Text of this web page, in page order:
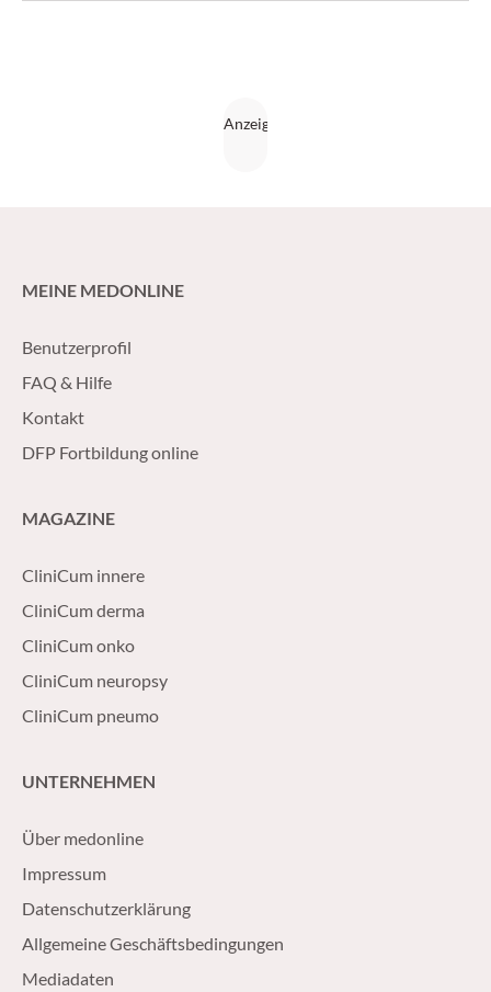
MEINE MEDONLINE
Benutzerprofil
FAQ & Hilfe
Kontakt
DFP Fortbildung online
MAGAZINE
CliniCum innere
CliniCum derma
CliniCum onko
CliniCum neuropsy
CliniCum pneumo
UNTERNEHMEN
Über medonline
Impressum
Datenschutzerklärung
Allgemeine Geschäftsbedingungen
Mediadaten